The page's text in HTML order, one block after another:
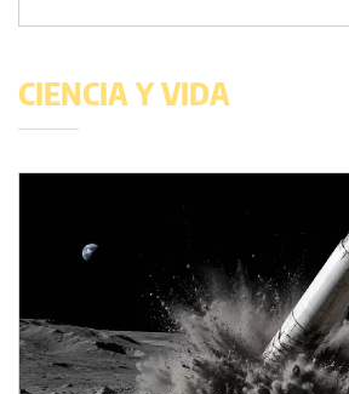
CIENCIA Y VIDA